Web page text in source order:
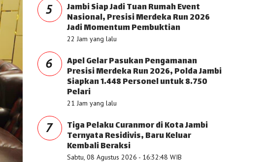
5 Jambi Siap Jadi Tuan Rumah Event
Nasional, Presisi Merdeka Run 2026
Jadi Momentum Pembuktian
22 Jam yang lalu
6 Apel Gelar Pasukan Pengamanan
Presisi Merdeka Run 2026, Polda Jambi
Siapkan 1.448 Personel untuk 8.750
Pelari
21 Jam yang lalu
7 Tiga Pelaku Curanmor di Kota Jambi
Ternyata Residivis, Baru Keluar
Kembali Beraksi
Sabtu, 08 Agustus 2026 - 16:32:48 WIB